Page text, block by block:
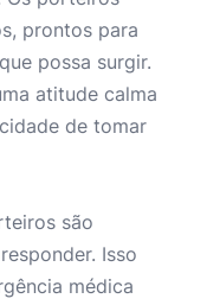
prontos para
possa surgir.
atitude calma
de tomar
são
Isso
médica